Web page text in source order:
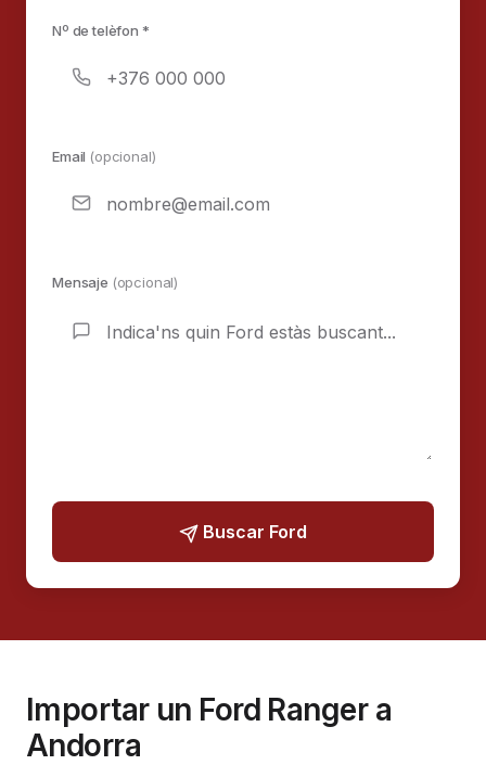
Nº de telèfon *
Email (opcional)
Mensaje (opcional)
Buscar Ford
Importar un Ford Ranger a
Andorra